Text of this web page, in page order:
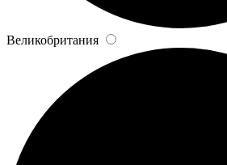
Великобритания